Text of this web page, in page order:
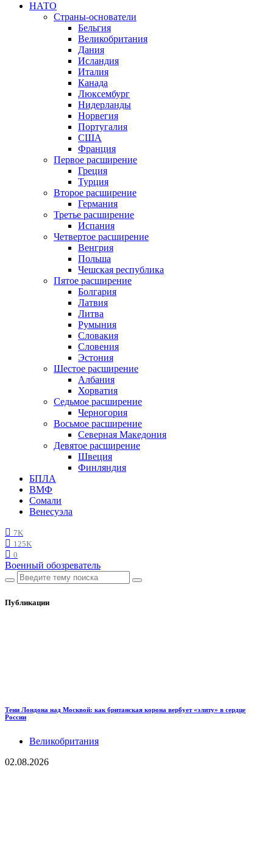
НАТО
Страны-основатели
Бельгия
Великобритания
Дания
Исландия
Италия
Канада
Люксембург
Нидерланды
Норвегия
Португалия
США
Франция
Первое расширение
Греция
Турция
Второе расширение
Германия
Третье расширение
Испания
Четвертое расширение
Венгрия
Польша
Чешская республика
Пятое расширение
Болгария
Латвия
Литва
Румыния
Словакия
Словения
Эстония
Шестое расширение
Албания
Хорватия
Седьмое расширение
Черногория
Восьмое расширение
Северная Македония
Девятое расширение
Швеция
Финляндия
БПЛА
ВМФ
Сомали
Венесуэла
7K
125K
0
Военный обозреватель
Публикации
Тени Лондона над Москвой: как британская корона вербует «элиту» в сердце
России
Великобритания
02.08.2026